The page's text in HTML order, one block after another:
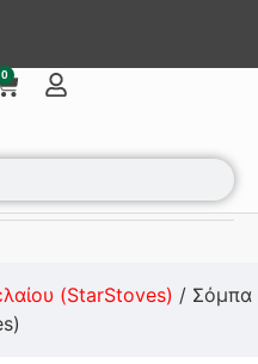
0
(StarStoves) / Σόμπα